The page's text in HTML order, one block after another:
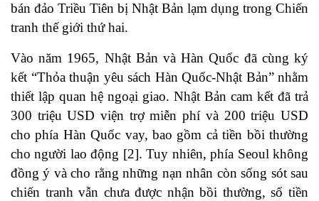
bán đảo Triều Tiên bị Nhật Bản lạm dụng trong Chiến
tranh thế giới thứ hai.
Vào năm 1965, Nhật Bản và Hàn Quốc đã cùng ký
kết “Thỏa thuận yêu sách Hàn Quốc-Nhật Bản” nhằm
thiết lập quan hệ ngoại giao. Nhật Bản cam kết đã trả
300 triệu USD viện trợ miễn phí và 200 triệu USD
cho phía Hàn Quốc vay, bao gồm cả tiền bồi thường
cho người lao động [2]. Tuy nhiên, phía Seoul không
đồng ý và cho rằng những nạn nhân còn sống sót sau
chiến tranh vẫn chưa được nhận bồi thường, số tiền